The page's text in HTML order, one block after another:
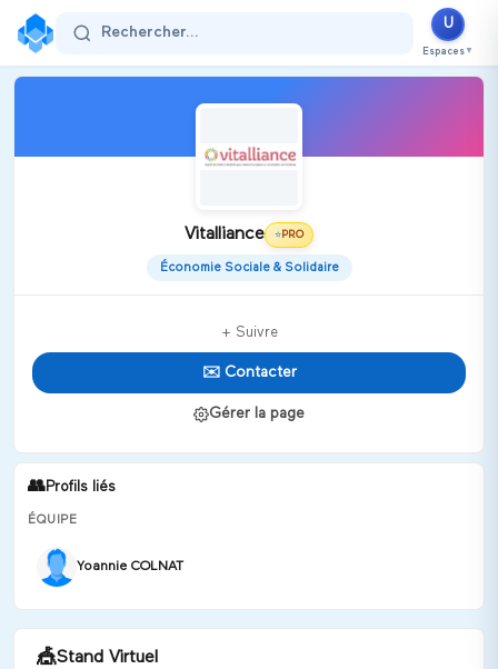
Rechercher...
U
Espaces ▼
Vitalliance ⭐PRO
Économie Sociale & Solidaire
+ Suivre
✉️ Contacter
Gérer la page
👥Profils liés
ÉQUIPE
Yoannie COLNAT
🎪Stand Virtuel